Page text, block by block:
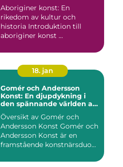
Aboriginer konst: En
rikedom av kultur och
historia Introduktion till
aboriginer konst ...
18. jan
Gomér och Andersson
Konst: En djupdykning i
den spännande världen av
konst
Översikt av Gomér och
Andersson Konst Gomér och
Andersson Konst är en
framstående konstnärsduo